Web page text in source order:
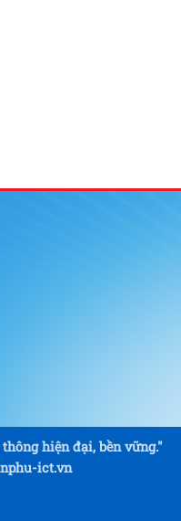
hiện đại, bền vững."
ict.vn